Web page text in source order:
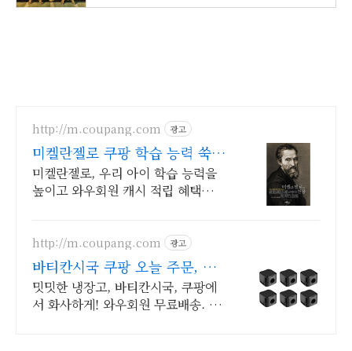
http://m.coupang.com 광고
미켈란젤로 쿠팡 학습 능력 쑥
쑥, 교과 연계
미켈란젤로, 우리 아이 학습 능력을
높이고 와우회원 캐시 적립 혜택을
http://m.coupang.com 광고
바티칸시국 쿠팡 오늘 주문, 내
일 바로 도착
밋밋한 냉장고, 바티칸시국, 쿠팡에
서 화사하게! 와우회원 무료배송. 나